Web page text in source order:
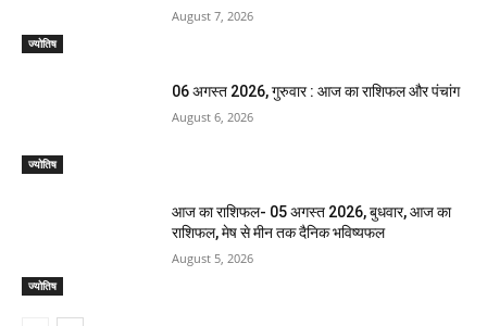
ज्योतिष
August 7, 2026
ज्योतिष
06 अगस्त 2026, गुरुवार : आज का राशिफल और पंचांग
August 6, 2026
ज्योतिष
आज का राशिफल- 05 अगस्त 2026, बुधवार, आज का
राशिफल, मेष से मीन तक दैनिक भविष्यफल
August 5, 2026